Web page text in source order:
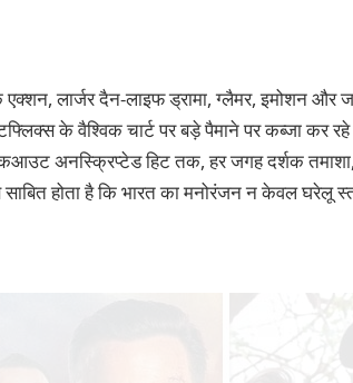
एक्शन, लार्जर दैन-लाइफ ड्रामा, ग्लैमर, इमोशन और
के वैश्विक चार्ट पर बड़े पैमाने पर कब्जा कर
अनस्क्रिप्टेड हिट तक, हर जगह दर्शक तमाशा,
होता है कि भारत का मनोरंजन न केवल घरेलू